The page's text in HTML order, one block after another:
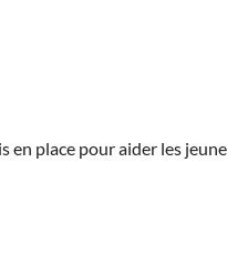
place pour aider les